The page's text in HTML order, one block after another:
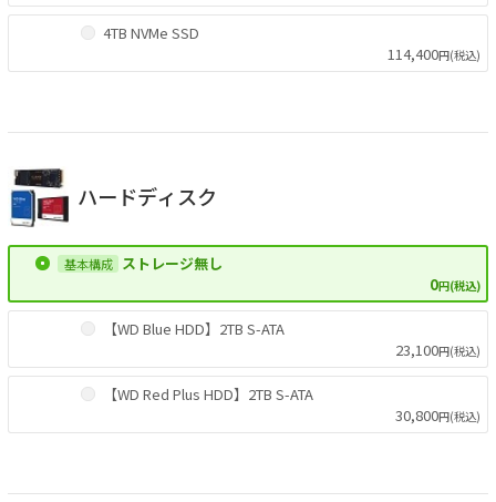
4TB NVMe SSD
114,400円(税込)
ハードディスク
ストレージ無し
0円(税込)
【WD Blue HDD】2TB S-ATA
23,100円(税込)
【WD Red Plus HDD】2TB S-ATA
30,800円(税込)